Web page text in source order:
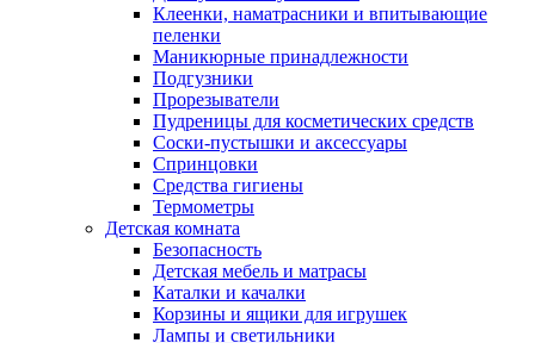
Клеенки, наматрасники и впитывающие
пеленки
Маникюрные принадлежности
Подгузники
Прорезыватели
Пудреницы для косметических средств
Соски-пустышки и аксессуары
Спринцовки
Средства гигиены
Термометры
Детская комната
Безопасность
Детская мебель и матрасы
Каталки и качалки
Корзины и ящики для игрушек
Лампы и светильники